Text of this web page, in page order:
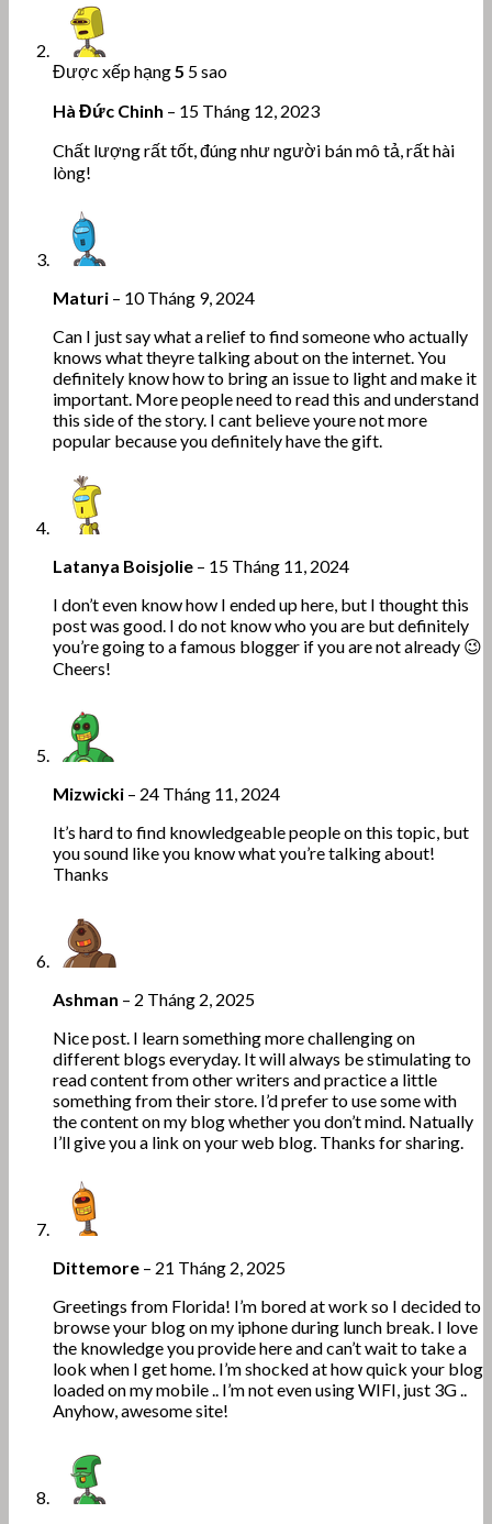
Được xếp hạng5 5 sao
Hà Đức Chinh – 15 Tháng 12, 2023
Chất lượng rất tốt, đúng như người bán mô tả, rất hài
lòng!
Maturi – 10 Tháng 9, 2024
Can I just say what a relief to find someone who actually
knows what theyre talking about on the internet. You
definitely know how to bring an issue to light and make it
important. More people need to read this and understand
this side of the story. I cant believe youre not more
popular because you definitely have the gift.
Latanya Boisjolie – 15 Tháng 11, 2024
I don’t even know how I ended up here, but I thought this
post was good. I do not know who you are but definitely
you’re going to a famous blogger if you are not already 😉
Cheers!
Mizwicki – 24 Tháng 11, 2024
It’s hard to find knowledgeable people on this topic, but
you sound like you know what you’re talking about!
Thanks
Ashman – 2 Tháng 2, 2025
Nice post. I learn something more challenging on
different blogs everyday. It will always be stimulating to
read content from other writers and practice a little
something from their store. I’d prefer to use some with
the content on my blog whether you don’t mind. Natually
I’ll give you a link on your web blog. Thanks for sharing.
Dittemore – 21 Tháng 2, 2025
Greetings from Florida! I’m bored at work so I decided to
browse your blog on my iphone during lunch break. I love
the knowledge you provide here and can’t wait to take a
look when I get home. I’m shocked at how quick your blog
loaded on my mobile .. I’m not even using WIFI, just 3G ..
Anyhow, awesome site!